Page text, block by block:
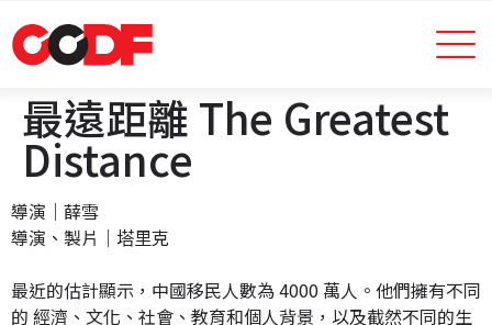
最遠距離 The Greatest
Distance
導演｜薛雪
導演、製片｜塔里克
最近的估計顯示，中國移民人數為 4000 萬人。他們擁有不同
的 經濟、文化、社會、教育和個人背景，以及截然不同的生